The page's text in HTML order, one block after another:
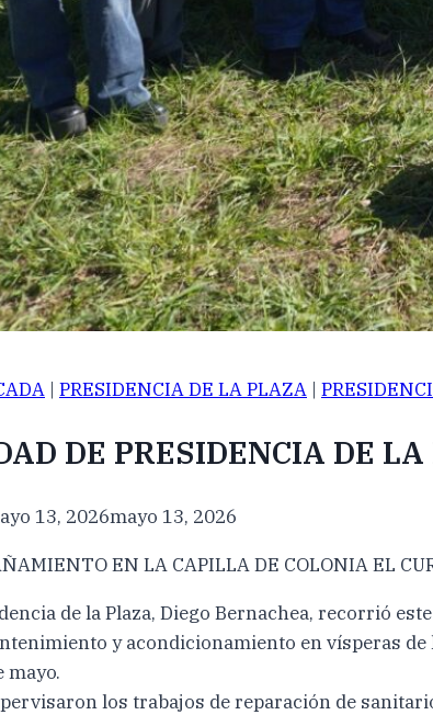
| PRESIDENCIA DE LA PLAZA |
DE PRESIDENCIA DE
13, 2026mayo 13, 2026
EN LA CAPILLA DE COLONIA EL
de la Plaza, Diego Bernachea, recorrió
y acondicionamiento en vísperas
mayo.
los trabajos de reparación de